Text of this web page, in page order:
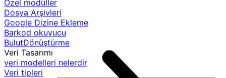
Özel modüller
Dosya Arşivleri
Google Dizine Ekleme
Barkod okuyucu
BulutDönüştürme
Veri Tasarımı
veri modelleri nelerdir
Veri tipleri